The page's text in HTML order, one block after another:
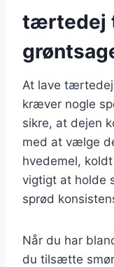
tærtedej
At lave
kræver nogle
sikre, at dejen
med at vælge
hvedemel,
vigtigt at holde
sprød
Når du har
du tilsætte